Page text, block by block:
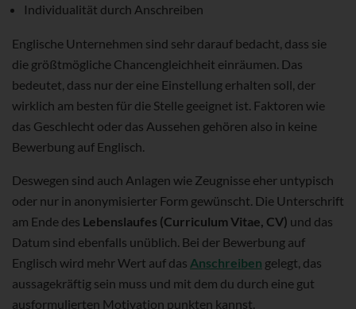
Individualität durch Anschreiben
Englische Unternehmen sind sehr darauf bedacht, dass sie
die größtmögliche Chancengleichheit einräumen. Das
bedeutet, dass nur der eine Einstellung erhalten soll, der
wirklich am besten für die Stelle geeignet ist. Faktoren wie
das Geschlecht oder das Aussehen gehören also in keine
Bewerbung auf Englisch.
Deswegen sind auch Anlagen wie Zeugnisse eher untypisch
oder nur in anonymisierter Form gewünscht. Die Unterschrift
am Ende des Lebenslaufes (Curriculum Vitae, CV) und das
Datum sind ebenfalls unüblich. Bei der Bewerbung auf
Englisch wird mehr Wert auf das Anschreiben gelegt, das
aussagekräftig sein muss und mit dem du durch eine gut
ausformulierten Motivation punkten kannst.